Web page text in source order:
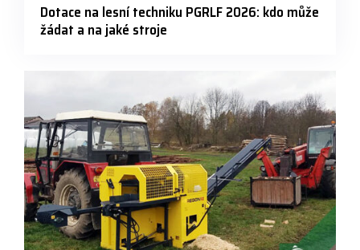
Dotace na lesní techniku PGRLF 2026: kdo může
žádat a na jaké stroje